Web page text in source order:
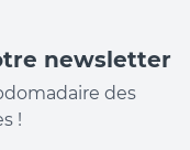
newsletter
des
!